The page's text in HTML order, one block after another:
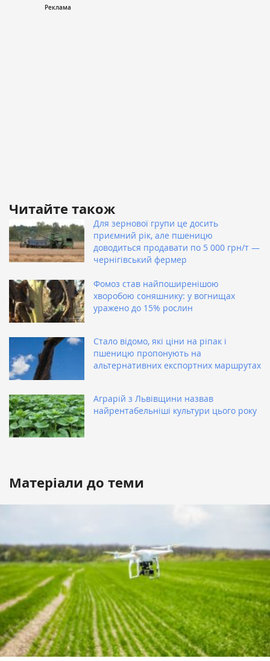
Читайте також
Для зернової групи це досить
приємний рік, але пшеницю
доводиться продавати по 5 000 грн/т —
чернігівський фермер
Фомоз став найпоширенішою
хворобою соняшнику: у вогнищах
уражено до 15% рослин
Стало відомо, які ціни на ріпак і
пшеницю пропонують на
альтернативних експортних маршрутах
Аграрій з Львівщини назвав
найрентабельніші культури цього року
Матеріали до теми